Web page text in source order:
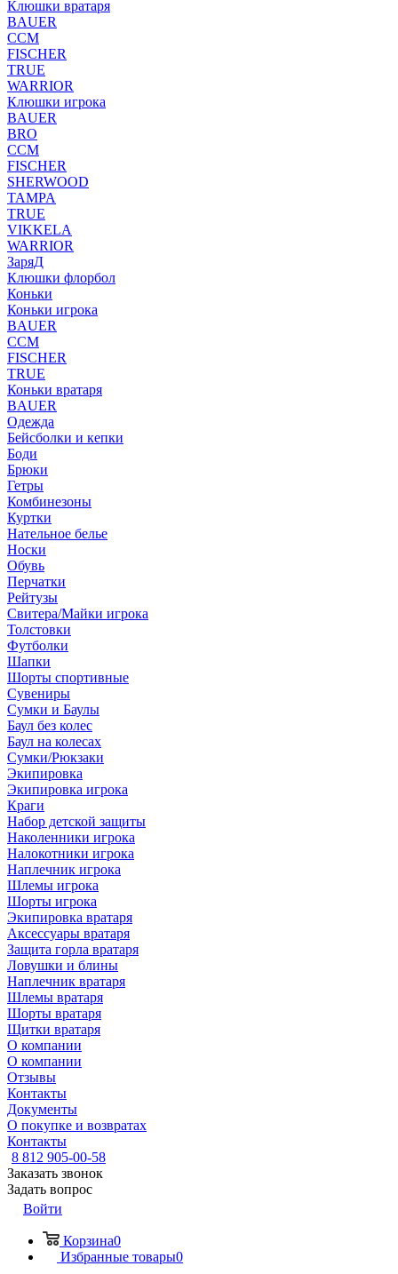
Клюшки вратаря
BAUER
CCM
FISCHER
TRUE
WARRIOR
Клюшки игрока
BAUER
BRO
CCM
FISCHER
SHERWOOD
TAMPA
TRUE
VIKKELA
WARRIOR
ЗаряД
Клюшки флорбол
Коньки
Коньки игрока
BAUER
CCM
FISCHER
TRUE
Коньки вратаря
BAUER
Одежда
Бейсболки и кепки
Боди
Брюки
Гетры
Комбинезоны
Куртки
Нательное белье
Носки
Обувь
Перчатки
Рейтузы
Свитера/Майки игрока
Толстовки
Футболки
Шапки
Шорты спортивные
Сувениры
Сумки и Баулы
Баул без колес
Баул на колесах
Сумки/Рюкзаки
Экипировка
Экипировка игрока
Краги
Набор детской защиты
Наколенники игрока
Налокотники игрока
Наплечник игрока
Шлемы игрока
Шорты игрока
Экипировка вратаря
Аксессуары вратаря
Защита горла вратаря
Ловушки и блины
Наплечник вратаря
Шлемы вратаря
Шорты вратаря
Щитки вратаря
О компании
О компании
Отзывы
Контакты
Документы
О покупке и возвратах
Контакты
8 812 905-00-58
Заказать звонок
Задать вопрос
Войти
Корзина0
Избранные товары0